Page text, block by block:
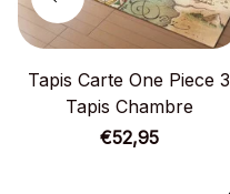
Tapis Carte One Piece 3
Tapis Chambre
€52,95